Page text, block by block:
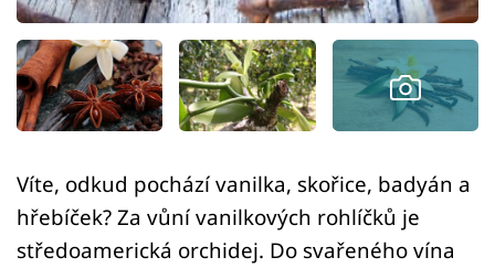
Sledujte nás
Víte, odkud pochází vanilka, skořice, badyán a
hřebíček? Za vůní vanilkových rohlíčků je
středoamerická orchidej. Do svařeného vína